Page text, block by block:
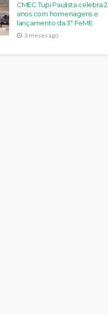
CMEC Tupi Paulista celebra 2
anos com homenagens e
lançamento da 3ª FeME
3 meses ago